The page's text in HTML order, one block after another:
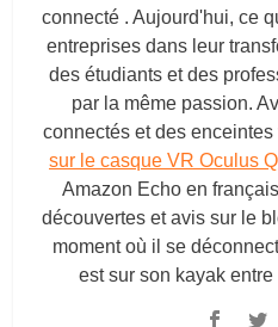
connecté . Aujourd'hui, ce
entreprises dans leur
des étudiants et des
par la même passion.
connectés et des
sur le casque VR Oculus
Amazon Echo en
découvertes et avis sur le
moment où il se
est sur son kayak